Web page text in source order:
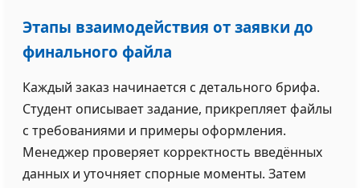
Этапы взаимодействия от заявки до
финального файла
Каждый заказ начинается с детального брифа.
Студент описывает задание, прикрепляет файлы
с требованиями и примеры оформления.
Менеджер проверяет корректность введённых
данных и уточняет спорные моменты. Затем